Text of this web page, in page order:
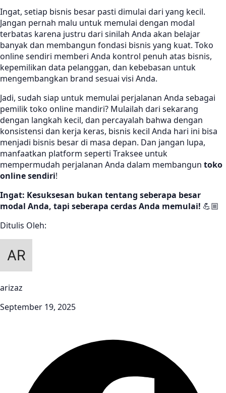
Ingat, setiap bisnis besar pasti dimulai dari yang kecil.
Jangan pernah malu untuk memulai dengan modal
terbatas karena justru dari sinilah Anda akan belajar
banyak dan membangun fondasi bisnis yang kuat. Toko
online sendiri memberi Anda kontrol penuh atas bisnis,
kepemilikan data pelanggan, dan kebebasan untuk
mengembangkan brand sesuai visi Anda.
Jadi, sudah siap untuk memulai perjalanan Anda sebagai
pemilik toko online mandiri? Mulailah dari sekarang
dengan langkah kecil, dan percayalah bahwa dengan
konsistensi dan kerja keras, bisnis kecil Anda hari ini bisa
menjadi bisnis besar di masa depan. Dan jangan lupa,
manfaatkan platform seperti Traksee untuk
mempermudah perjalanan Anda dalam membangun toko
online sendiri!
Ingat: Kesuksesan bukan tentang seberapa besar
modal Anda, tapi seberapa cerdas Anda memulai! 💪🏼
Ditulis Oleh:
arizaz
September 19, 2025